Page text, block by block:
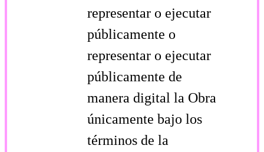
representar o ejecutar
públicamente o
representar o ejecutar
públicamente de
manera digital la Obra
únicamente bajo los
términos de la